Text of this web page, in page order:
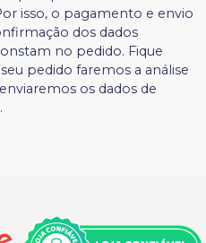
isso, o pagamento e envio
dos dados
no pedido. Fique
pedido faremos a análise
os dados de